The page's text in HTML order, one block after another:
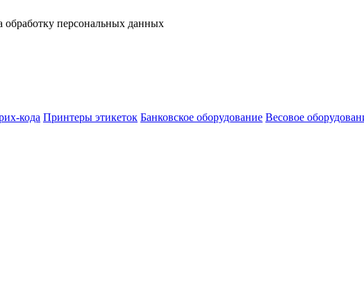
персональных данных
кода Принтеры этикеток Банковское оборудование Весовое